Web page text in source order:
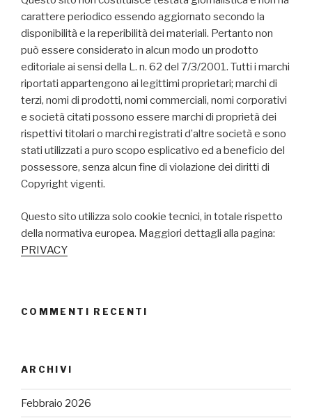
carattere periodico essendo aggiornato secondo la
disponibilità e la reperibilità dei materiali. Pertanto non
può essere considerato in alcun modo un prodotto
editoriale ai sensi della L. n. 62 del 7/3/2001. Tutti i marchi
riportati appartengono ai legittimi proprietari; marchi di
terzi, nomi di prodotti, nomi commerciali, nomi corporativi
e società citati possono essere marchi di proprietà dei
rispettivi titolari o marchi registrati d’altre società e sono
stati utilizzati a puro scopo esplicativo ed a beneficio del
possessore, senza alcun fine di violazione dei diritti di
Copyright vigenti.
Questo sito utilizza solo cookie tecnici, in totale rispetto
della normativa europea. Maggiori dettagli alla pagina:
PRIVACY
COMMENTI RECENTI
ARCHIVI
Febbraio 2026